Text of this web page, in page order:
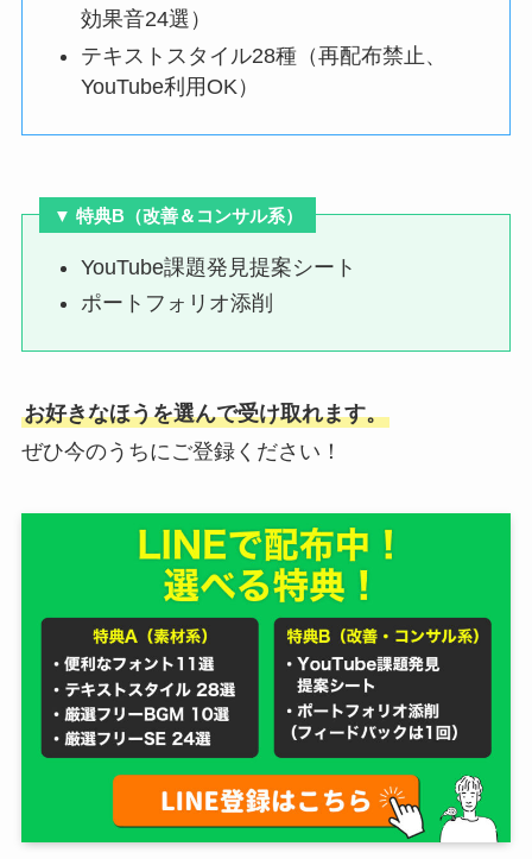
効果音24選）
テキストスタイル28種（再配布禁止、
YouTube利用OK）
▼ 特典B（改善＆コンサル系）
YouTube課題発見提案シート
ポートフォリオ添削
お好きなほうを選んで受け取れます。
ぜひ今のうちにご登録ください！